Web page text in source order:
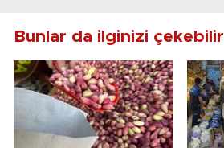
Bunlar da ilginizi çekebilir